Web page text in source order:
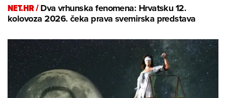
NET.HR /Dva vrhunska fenomena: Hrvatsku 12.
kolovoza 2026. čeka prava svemirska predstava